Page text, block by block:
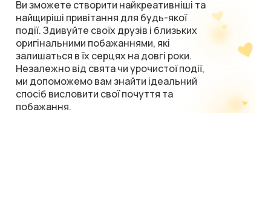
Ви зможете створити найкреативніші та
найщиріші привітання для будь-якої
події. Здивуйте своїх друзів і близьких
оригінальними побажаннями, які
залишаться в їх серцях на довгі роки.
Незалежно від свята чи урочистої події,
ми допоможемо вам знайти ідеальний
спосіб висловити свої почуття та
побажання.